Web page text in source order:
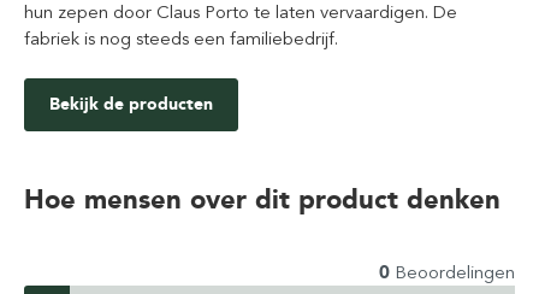
hun zepen door Claus Porto te laten vervaardigen. De
fabriek is nog steeds een familiebedrijf.
Bekijk de producten
Hoe mensen over dit product denken
0 Beoordelingen